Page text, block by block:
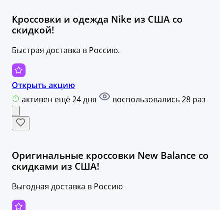
Кроссовки и одежда Nike из США со
скидкой!
Быстрая доставка в Россию.
Открыть акцию
активен ещё 24 дня
воспользовались 28 раз
Оригинальные кроссовки New Balance со
скидками из США!
Выгодная доставка в Россию